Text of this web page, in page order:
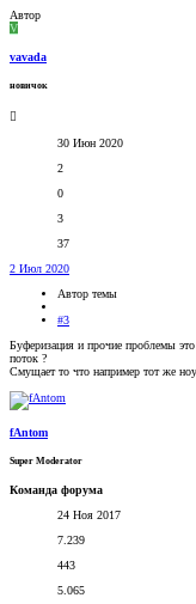
Автор
V
vavada
новичок
30 Июн 2020
2
0
3
37
2 Июл 2020
Автор темы
#3
Буферизация и прочие проблемы
поток ?
Смущает то что например тот же
fAntom
Super Moderator
Команда форума
24 Ноя 2017
7.239
443
5.065